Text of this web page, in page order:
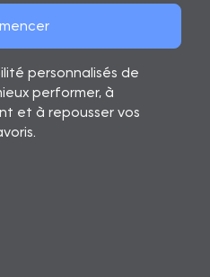
personnalisés de
performer, à
et à repousser vos